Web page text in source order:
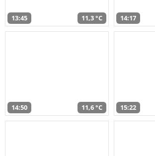
13:45 11,3 °C 14:17
14:50 11,6 °C 15:22